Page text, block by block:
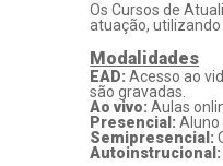
Os Cursos de
atuação,
Modalidades
EAD:Acesso ao
são gravadas.
Ao vivo: Aulas
Presencial:Aluno
Semipresencial: